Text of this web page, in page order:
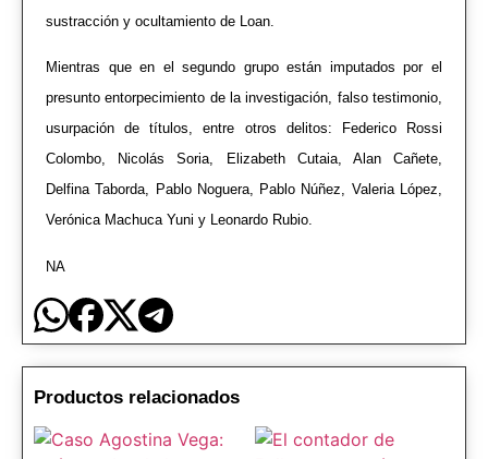
sustracción y ocultamiento de Loan.
Mientras que en el segundo grupo están imputados por el
presunto entorpecimiento de la investigación, falso testimonio,
usurpación de títulos, entre otros delitos: Federico Rossi
Colombo, Nicolás Soria, Elizabeth Cutaia, Alan Cañete,
Delfina Taborda, Pablo Noguera, Pablo Núñez, Valeria López,
Verónica Machuca Yuni y Leonardo Rubio.
NA
Productos relacionados